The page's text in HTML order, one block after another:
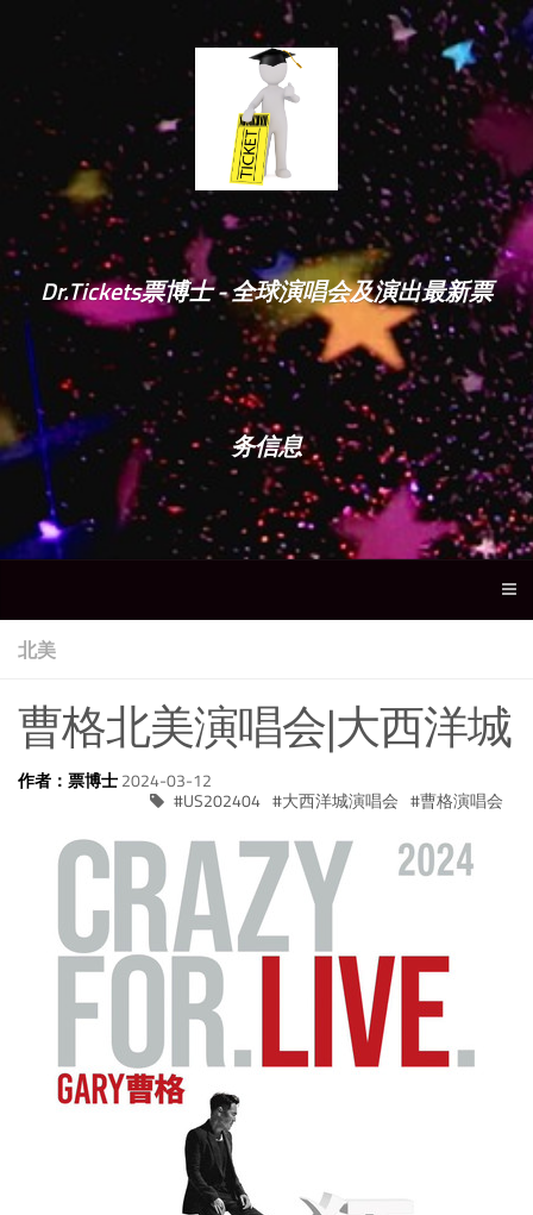
Dr.Tickets票博士 - 全球演唱会及演出最新票
务信息
北美
曹格北美演唱会|大西洋城
作者：票博士2024-03-12
US202404
大西洋城演唱会 曹格演唱会